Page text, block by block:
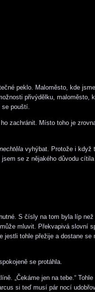
peklo. Maloměsto, kde
přivýdělku, maloměsto,
se pouští.
zachránit. Místo toho je
nechtěla vyhýbat. Protože i když
se z nějakého důvodu cítila
S čísly na tom byla líp
mluvit. Překvapivá slovní
jestli tohle přežije a dostane se
se protáhla.
„Čekáme jen na tebe.“
si teď musí pár nocí